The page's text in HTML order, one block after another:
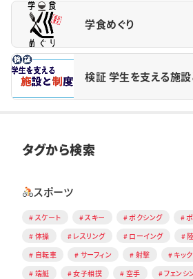
学食めぐり
検証 学生を支える施
タグから検索
スポーツ
スケート スキー ボクシング
体操
レスリング ローイング
自転車
サーフィン 射撃 キッ
端艇
女子相撲 空手 フェンシ